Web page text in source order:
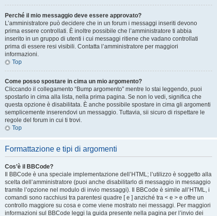
Perché il mio messaggio deve essere approvato?
L’amministratore può decidere che in un forum i messaggi inseriti devono
prima essere controllati. È inoltre possibile che l’amministratore ti abbia
inserito in un gruppo di utenti i cui messaggi ritiene che vadano controllati
prima di essere resi visibili. Contatta l’amministratore per maggiori
informazioni.
Top
Come posso spostare in cima un mio argomento?
Cliccando il collegamento “Bump argomento” mentre lo stai leggendo, puoi
spostarlo in cima alla lista, nella prima pagina. Se non lo vedi, significa che
questa opzione è disabilitata. È anche possibile spostare in cima gli argomenti
semplicemente inserendovi un messaggio. Tuttavia, sii sicuro di rispettare le
regole del forum in cui ti trovi.
Top
Formattazione e tipi di argomenti
Cos’è il BBCode?
Il BBCode è una speciale implementazione dell’HTML; l’utilizzo è soggetto alla
scelta dell’amministratore (puoi anche disabilitarlo di messaggio in messaggio
tramite l’opzione nel modulo di invio messaggi). Il BBCode è simile all’HTML, i
comandi sono racchiusi tra parentesi quadre [ e ] anziché tra < e > e offre un
controllo maggiore su cosa e come viene mostrato nei messaggi. Per maggiori
informazioni sul BBCode leggi la guida presente nella pagina per l’invio dei